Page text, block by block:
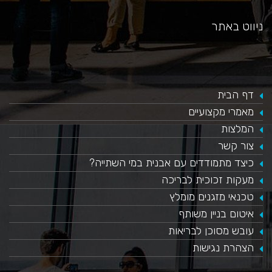
ניווט באתר
דף הבית
מאמרי מקצועיים
המלצות
צור קשר
כיצד מתמודדים עם אבנית במי השתייה?
​מעקות זכוכית לבריכה
טכנאי מזגנים מומלץ
איטום בניין משותף
עובש מסוכן לבריאות
הצהרת נגישות